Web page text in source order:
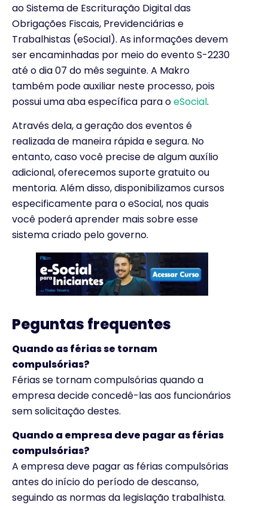
ao Sistema de Escrituração Digital das
Obrigações Fiscais, Previdenciárias e
Trabalhistas (eSocial). As informações devem
ser encaminhadas por meio do evento S-2230
até o dia 07 do mês seguinte. A Makro
também pode auxiliar neste processo, pois
possui uma aba específica para oeSocial.
Através dela, a geração dos eventos é
realizada de maneira rápida e segura. No
entanto, caso você precise de algum auxílio
adicional, oferecemos suporte gratuito ou
mentoria. Além disso, disponibilizamos cursos
especificamente para o eSocial, nos quais
você poderá aprender mais sobre esse
sistema criado pelo governo.
Peguntas frequentes
Quando as férias se tornam
compulsórias?
Férias se tornam compulsórias quando a
empresa decide concedê-las aos funcionários
sem solicitação destes.
Quando a empresa deve pagar as férias
compulsórias?
A empresa deve pagar as férias compulsórias
antes do início do período de descanso,
seguindo as normas da legislação trabalhista.